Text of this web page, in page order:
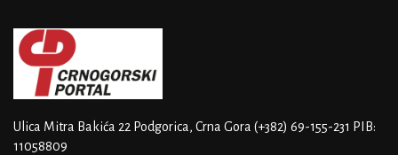
Ulica Mitra Bakića 22 Podgorica, Crna Gora (+382) 69-155-231 PIB:
11058809